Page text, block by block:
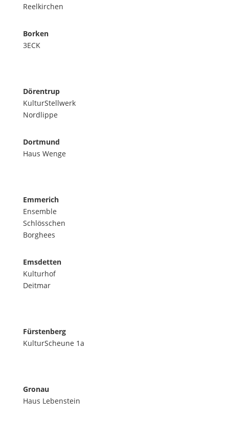
Reelkirchen
Borken
3ECK
Dörentrup
KulturStellwerk
Nordlippe
Dortmund
Haus Wenge
Emmerich
Ensemble
Schlösschen
Borghees
Emsdetten
Kulturhof
Deitmar
Fürstenberg
KulturScheune 1a
Gronau
Haus Lebenstein